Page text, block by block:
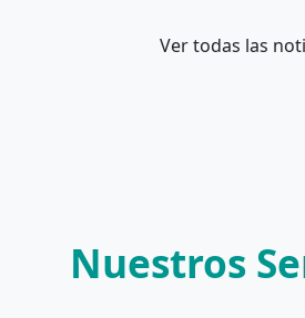
Ver todas las
Nuestros